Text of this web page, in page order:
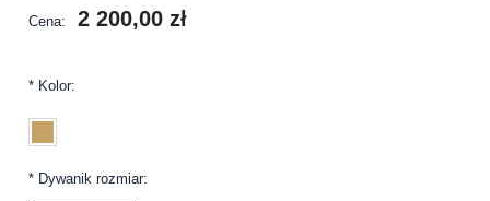
Cena: 2 200,00 zł
* Kolor:
* Dywanik rozmiar: